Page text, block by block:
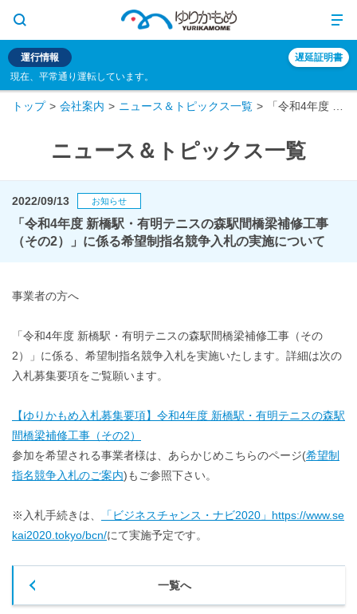
運行情報
現在、平常通り運転しています。
遅延証明書
トップ 会社案内 ニュース＆トピックス一覧
ニュース＆トピックス一覧
2022/09/13 お知らせ
「令和4年度 新橋駅・有明テニスの森駅間橋梁補修工事
（その2）」に係る希望制指名競争入札の実施について
事業者の方へ
「令和4年度 新橋駅・有明テニスの森駅間橋梁補修工事（その
2）」に係る、希望制指名競争入札を実施いたします。詳細は次の
入札募集要項をご覧願います。
【ゆりかもめ入札募集要項】令和4年度 新橋駅・有明テニスの森駅
間橋梁補修工事（その2）
参加を希望される事業者様は、あらかじめこちらのページ(希望制
指名競争入札のご案内)もご参照下さい。
※入札手続きは、
「ビジネスチャンス・ナビ2020」https://www.se
kai2020.tokyo/bcn/にて実施予定です。
一覧へ